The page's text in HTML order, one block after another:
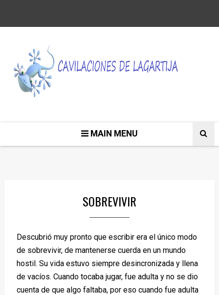
MAIN MENU
SOBREVIVIR
Descubrió muy pronto que escribir era el único modo
de sobrevivir, de mantenerse cuerda en un mundo
hostil. Su vida estuvo siempre desincronizada y llena
de vacíos. Cuando tocaba jugar, fue adulta y no se dio
cuenta de que algo faltaba, por eso cuando fue adulta